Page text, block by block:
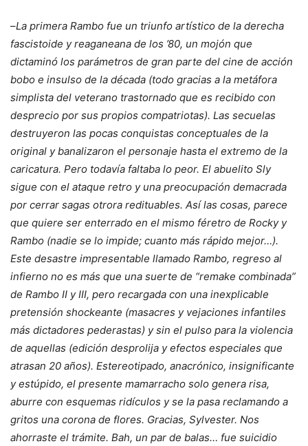
–La primera Rambo fue un triunfo artístico de la derecha
fascistoide y reaganeana de los ’80, un mojón que
dictaminó los parámetros de gran parte del cine de acción
bobo e insulso de la década (todo gracias a la metáfora
simplista del veterano trastornado que es recibido con
desprecio por sus propios compatriotas). Las secuelas
destruyeron las pocas conquistas conceptuales de la
original y banalizaron el personaje hasta el extremo de la
caricatura. Pero todavía faltaba lo peor. El abuelito Sly
sigue con el ataque retro y una preocupación demacrada
por cerrar sagas otrora redituables. Así las cosas, parece
que quiere ser enterrado en el mismo féretro de Rocky y
Rambo (nadie se lo impide; cuanto más rápido mejor…).
Este desastre impresentable llamado Rambo, regreso al
infierno no es más que una suerte de “remake combinada”
de Rambo II y III, pero recargada con una inexplicable
pretensión shockeante (masacres y vejaciones infantiles
más dictadores pederastas) y sin el pulso para la violencia
de aquellas (edición desprolija y efectos especiales que
atrasan 20 años). Estereotipado, anacrónico, insignificante
y estúpido, el presente mamarracho solo genera risa,
aburre con esquemas ridículos y se la pasa reclamando a
gritos una corona de flores. Gracias, Sylvester. Nos
ahorraste el trámite. Bah, un par de balas… fue suicidio